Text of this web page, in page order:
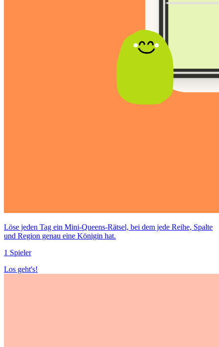
Löse jeden Tag ein Mini-Queens-Rätsel, bei dem jede Reihe, Spalte
und Region genau eine Königin hat.
1 Spieler
Los geht's!